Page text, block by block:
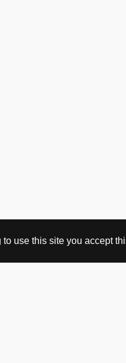
use this site you accept